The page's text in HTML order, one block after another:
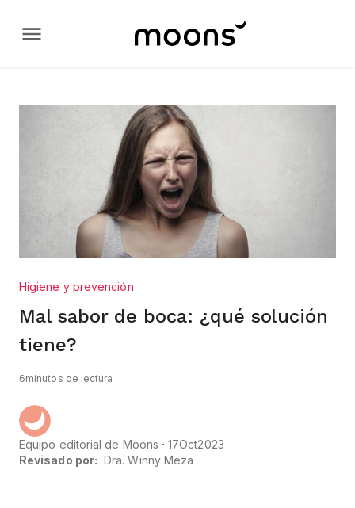
Higiene y prevención
Mal sabor de boca: ¿qué solución
tiene?
6minutos de lectura
Equipo editorial de Moons 17Oct2023
Revisado por: Dra. Winny Meza